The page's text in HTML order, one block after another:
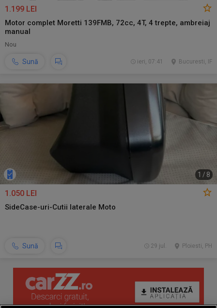
1.199 LEI
Motor complet Moretti 139FMB, 72cc, 4T, 4 trepte, ambreiaj
manual
Nou
Sună Bucuresti, IF
ieri, 07:41
1 / 8
1.050 LEI
SideCase-uri-Cutii laterale Moto
Sună Ploiesti, PH
29 jul.